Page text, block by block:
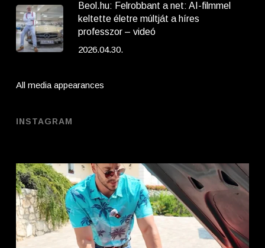
Beol.hu: Felrobbant a net: AI-filmmel
keltette életre múltját a híres
professzor – videó
2026.04.30.
All media appearances
INSTAGRAM